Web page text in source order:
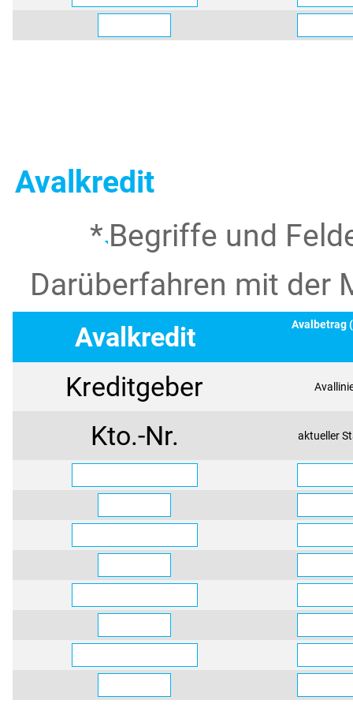
Avalkredit
* Begriffe und
Darüberfahren mit der
Avalkredit Avalbetrag
Kreditgeber
Kto.-Nr. aktueller